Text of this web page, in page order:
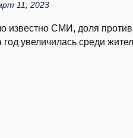
11, 2023
известно СМИ, доля
увеличилась среди